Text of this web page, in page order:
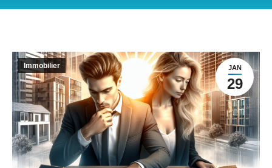
JAN
29
Immobilier